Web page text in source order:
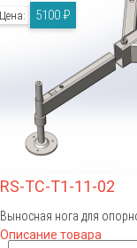
RS-TC-T1-11-02
Выносная нога для
Описание товара
Цена: 5100 ₽